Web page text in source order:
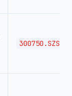
300750.SZSE